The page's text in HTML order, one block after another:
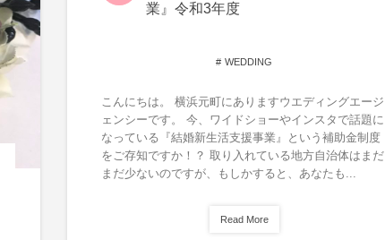
業』令和3年度
WEDDING
こんにちは。 横浜元町にありますウエディングエージ
ェンシーです。 今、ワイドショーやインスタで話題に
なっている『結婚新生活支援事業』という補助金制度
をご存知ですか！？ 取り入れている地方自治体はまだ
まだ少ないのですが、もしかすると、あなたも...
Read More